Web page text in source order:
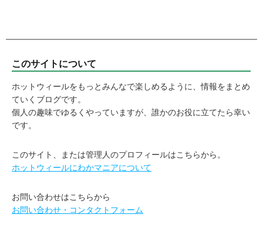
このサイトについて
ホットウィールをもっとみんなで楽しめるように、情報をまとめ
ていくブログです。
個人の趣味でゆるくやっていますが、誰かのお役に立てたら幸い
です。
このサイト、または管理人のプロフィールはこちらから。
ホットウィールにわかマニアについて
お問い合わせはこちらから
お問い合わせ・コンタクトフォーム